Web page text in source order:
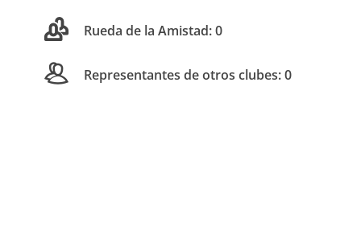
Rueda de la Amistad: 0
Representantes de otros clubes: 0